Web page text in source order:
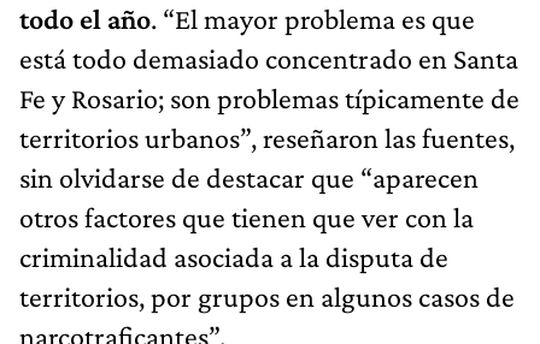
todo el año. “El mayor problema es que
está todo demasiado concentrado en Santa
Fe y Rosario; son problemas típicamente de
territorios urbanos”, reseñaron las fuentes,
sin olvidarse de destacar que “aparecen
otros factores que tienen que ver con la
criminalidad asociada a la disputa de
territorios, por grupos en algunos casos de
narcotraficantes”.